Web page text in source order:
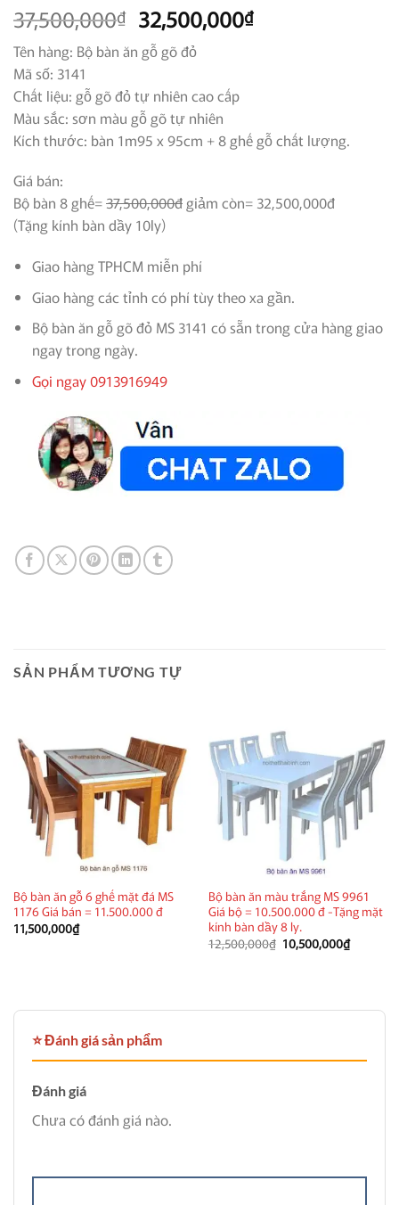
37,500,000₫ Giá
gốc
là:
37,500,000₫.
32,500,000₫Giá
Tên hàng: Bộ bàn ăn gỗ gõ đỏ
Mã số: 3141
Chất liệu: gỗ gõ đỏ tự nhiên cao cấp
Màu sắc: sơn màu gỗ gõ tự nhiên
Kích thước: bàn 1m95 x 95cm + 8 ghế gỗ chất lượng.
Giá bán:
Bộ bàn 8 ghế=37,500,000đ giảm còn= 32,500,000đ
(Tặng kính bàn dầy 10ly)
Giao hàng TPHCM miễn phí
Giao hàng các tỉnh có phí tùy theo xa gần.
Bộ bàn ăn gỗ gõ đỏ MS 3141 có sẵn trong cửa hàng giao
ngay trong ngày.
Gọi ngay 0913916949
SẢN PHẨM TƯƠNG TỰ
Bộ bàn ăn gỗ 6 ghế mặt đá MS
1176 Giá bán = 11.500.000 đ
11,500,000₫
Bộ bàn ăn màu trắng MS 9961
Giá bộ = 10.500.000 đ -Tặng mặt
kính bàn dầy 8 ly.
12,500,000₫ Giá
gốc
10,500,000₫Giá
hiện
⭐ Đánh giá sản phẩm
Đánh giá
Chưa có đánh giá nào.